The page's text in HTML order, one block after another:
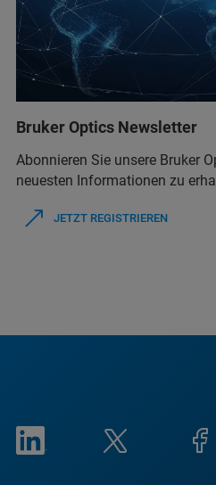
Bruker Optics Newsletter
Abonnieren Sie unsere Bruker
neuesten Informationen zu
JETZT REGISTRIEREN